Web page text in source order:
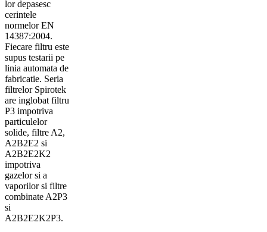
lor depasesc
cerintele
normelor EN
14387:2004.
Fiecare filtru este
supus testarii pe
linia automata de
fabricatie. Seria
filtrelor Spirotek
are inglobat filtru
P3 impotriva
particulelor
solide, filtre A2,
A2B2E2 si
A2B2E2K2
impotriva
gazelor si a
vaporilor si filtre
combinate A2P3
si
A2B2E2K2P3.